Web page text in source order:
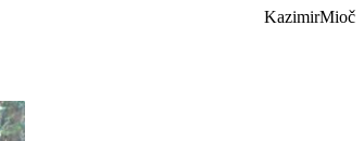
KazimirMioč